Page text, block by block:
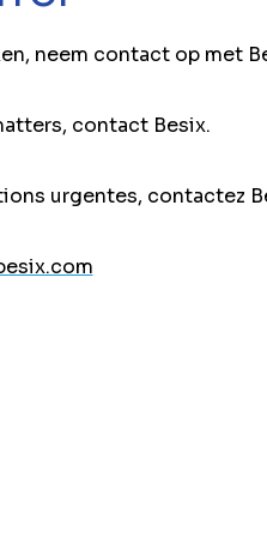
neem contact op met
contact Besix.
urgentes, contactez